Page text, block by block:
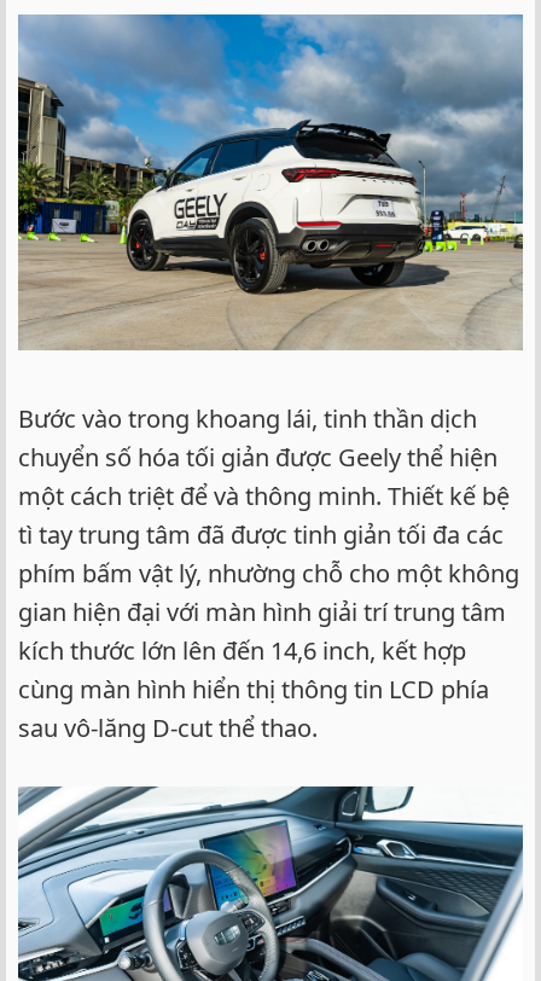
Bước vào trong khoang lái, tinh thần dịch
chuyển số hóa tối giản được Geely thể hiện
một cách triệt để và thông minh. Thiết kế bệ
tì tay trung tâm đã được tinh giản tối đa các
phím bấm vật lý, nhường chỗ cho một không
gian hiện đại với màn hình giải trí trung tâm
kích thước lớn lên đến 14,6 inch, kết hợp
cùng màn hình hiển thị thông tin LCD phía
sau vô-lăng D-cut thể thao.